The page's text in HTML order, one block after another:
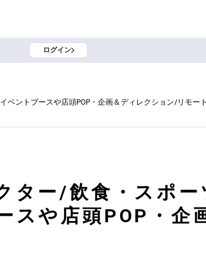
ログイン
ベントブースや店頭POP・企画＆ディレクション/リモー
ター/飲食・スポ
スや店頭POP・企